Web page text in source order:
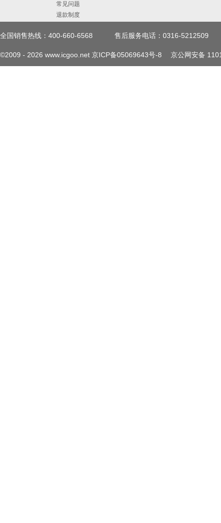
常见问题
退款制度
全国销售热线：400-660-6568 售后服务电话：0316-5212509
©2009 - 2026 www.icgoo.net 京ICP备05069643号-8 京公网安备